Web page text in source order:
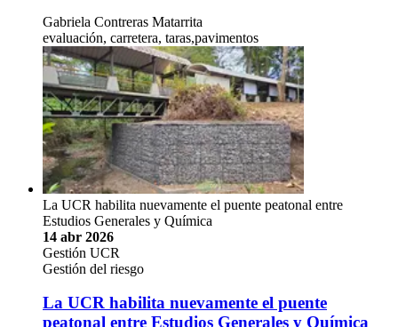
Gabriela Contreras Matarrita
evaluación, carretera, taras,pavimentos
La UCR habilita nuevamente el puente peatonal entre
Estudios Generales y Química
14 abr 2026
Gestión UCR
Gestión del riesgo
La UCR habilita nuevamente el puente
peatonal entre Estudios Generales y Química